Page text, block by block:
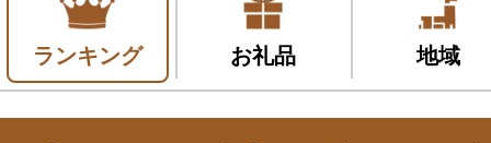
ランキング お礼品 地域